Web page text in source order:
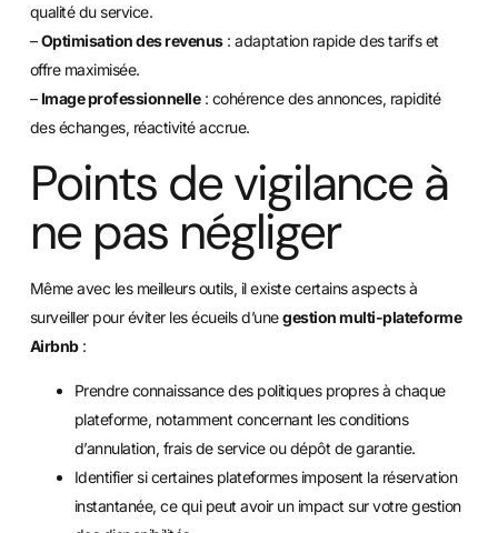
qualité du service.
–Optimisation des revenus: adaptation rapide des tarifs et
offre maximisée.
– Image professionnelle: cohérence des annonces, rapidité
des échanges, réactivité accrue.
Points de vigilance à
ne pas négliger
Même avec les meilleurs outils, il existe certains aspects à
surveiller pour éviter les écueils d’unegestion multi-plateforme
Airbnb:
Prendre connaissance des politiques propres à chaque
plateforme, notamment concernant les conditions
d’annulation, frais de service ou dépôt de garantie.
Identifier si certaines plateformes imposent la réservation
instantanée, ce qui peut avoir un impact sur votre gestion